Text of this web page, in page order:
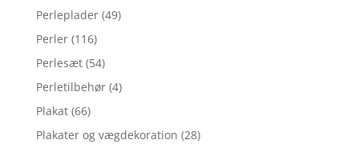
Perleplader (49)
Perler (116)
Perlesæt (54)
Perletilbehør (4)
Plakat (66)
Plakater og vægdekoration (28)